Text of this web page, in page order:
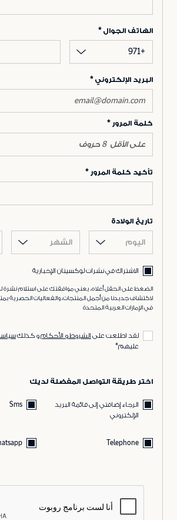
الهاتف الجوال
+971
البريد الإلكتروني
كلمة المرور
تأكيد كلمة المرور
تاريخ الولادة
اليوم الشهر
الاشتراك في نشرات لوكسيتان الإخبارية
الضغط على الحقل أعلاه، يعني موافقتك على استلام نشرة
لاكتشاف جديدنا من أجمل المنتجات، والفعاليات الحصرية
في الإمارات العربية المتحدة
لقد اطلعت على الشروط و الأحكامو كذلك
عليهم*
اختر طريقة التواصل المفضلة لديك
الرجاء إضافتي إلى قائمة البريد
الإلكتروني
Sms
Telephone